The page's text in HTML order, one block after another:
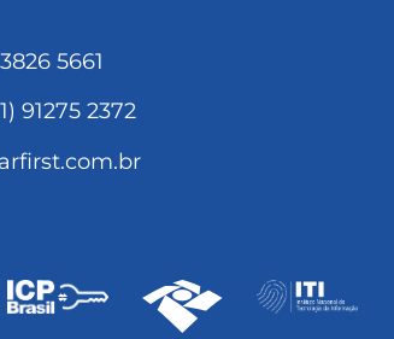
3826 5661
91275 2372